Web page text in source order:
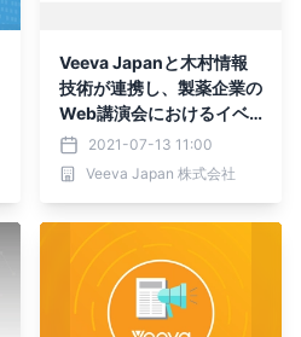
Veeva Japanと木村情報
技術が連携し、製薬企業の
Web講演会におけるイベ
ント管理ソリューションを
提供開始
2021-07-13 11:00
Veeva Japan 株式会社